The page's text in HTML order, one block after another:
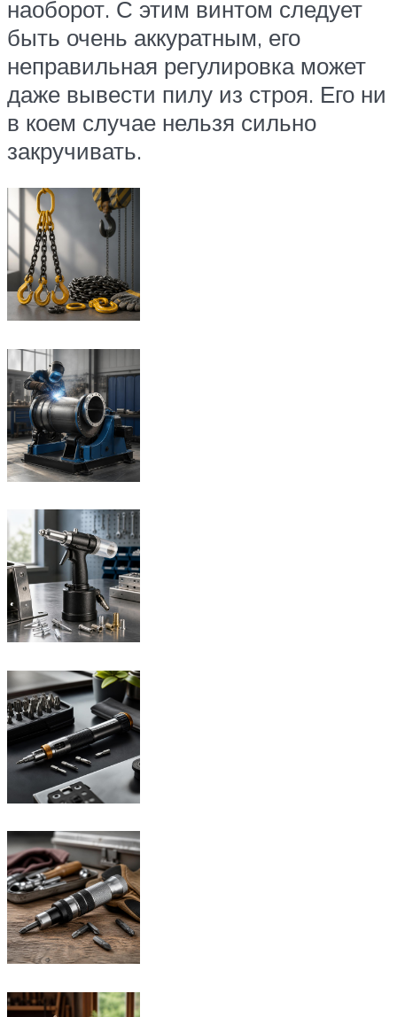
наоборот. С этим винтом следует
быть очень аккуратным, его
неправильная регулировка может
даже вывести пилу из строя. Его ни
в коем случае нельзя сильно
закручивать.